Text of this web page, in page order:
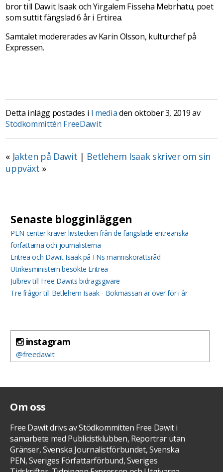
bror till Dawit Isaak och Yirgalem Fisseha Mebrhatu, poet
som suttit fängslad 6 år i Ertirea.
Samtalet modererades av Karin Olsson, kulturchef på
Expressen.
Detta inlägg postades i I mediaden oktober 3, 2019 av
Stödkommittén FreeDawit
« Jakten på Dawit | Betlehem Isaak skriver om sin
uppväxt »
Senaste blogginläggen
PEN-center kräver livstecken från de fängslade eritreanska
författarna och journalisterna
Eritrea och Dawit Isaak på FNs människorättsråd
Utrikesministern besökte Eritrea
Julbrev till Free Dawits bidragsgivare
Tre frågor till Betlehem Isaak - Bokmässan är över för i år
instagram
@freedawit
Om oss
Free Dawit drivs av Stödkommitten Free Dawit i
samarbete med Publicistklubben, Reportrar utan
Gränser, Svenska Journalistförbundet, Svenska
PEN, Sveriges Författarförbund, Sveriges